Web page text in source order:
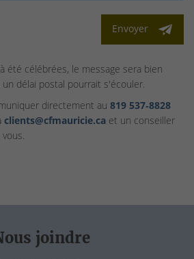
Envoyer
été célébrées, le message sera bien
un délai postal pourrait s'écouler.
directement au 819 537‑8828
clients@cfmauricie.ca et un conseiller
joindre